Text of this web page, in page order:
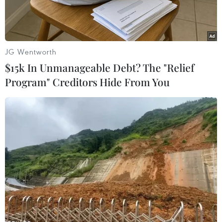
Rafael Nadal. (Nguồn: atptour)
Ngày 15/1, siêu sao người Tây Ban Nha Rafael
Nadal đã chính thức trở thành Đại sứ Toàn cầu
của Liên đoàn Quần vợt Saudi Arabia (STF),
trong bối cảnh vương quốc Vùng Vịnh này đặt
mục tiêu tổ chức nhiều giải đấu chuyên nghiệp
JG Wentworth
$15k In Unmanageable Debt? The "Relief
Program" Creditors Hide From You